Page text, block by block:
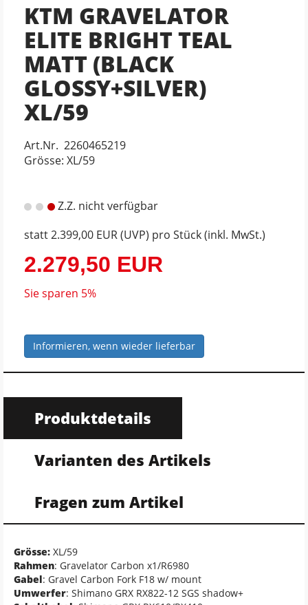
KTM GRAVELATOR
ELITE BRIGHT TEAL
MATT (BLACK
GLOSSY+SILVER)
XL/59
Art.Nr. 2260465219
Grösse: XL/59
Z.Z. nicht verfügbar
statt2.399,00 EUR(UVP) pro Stück (inkl. MwSt.)
2.279,50 EUR
Sie sparen 5%
Informieren, wenn wieder lieferbar
Produktdetails
Varianten des Artikels
Fragen zum Artikel
Grösse: XL/59
Rahmen: Gravelator Carbon x1/R6980
Gabel: Gravel Carbon Fork F18 w/ mount
Umwerfer: Shimano GRX RX822-12 SGS shadow+